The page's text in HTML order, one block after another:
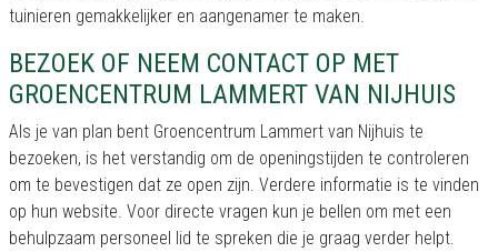
tuinieren gemakkelijker en aangenamer te maken.
BEZOEK OF NEEM CONTACT OP MET
GROENCENTRUM LAMMERT VAN NIJHUIS
Als je van plan bent Groencentrum Lammert van Nijhuis te
bezoeken, is het verstandig om de openingstijden te controleren
om te bevestigen dat ze open zijn. Verdere informatie is te vinden
op hun website. Voor directe vragen kun je bellen om met een
behulpzaam personeel lid te spreken die je graag verder helpt.